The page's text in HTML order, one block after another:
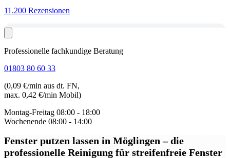
11.200 Rezensionen
Professionelle fachkundige Beratung
01803 80 60 33
(0,09 €/min aus dt. FN,
max. 0,42 €/min Mobil)
Montag-Freitag 08:00 - 18:00
Wochenende 08:00 - 14:00
Fenster putzen lassen in Möglingen– die
professionelle Reinigung für streifenfreie Fenster